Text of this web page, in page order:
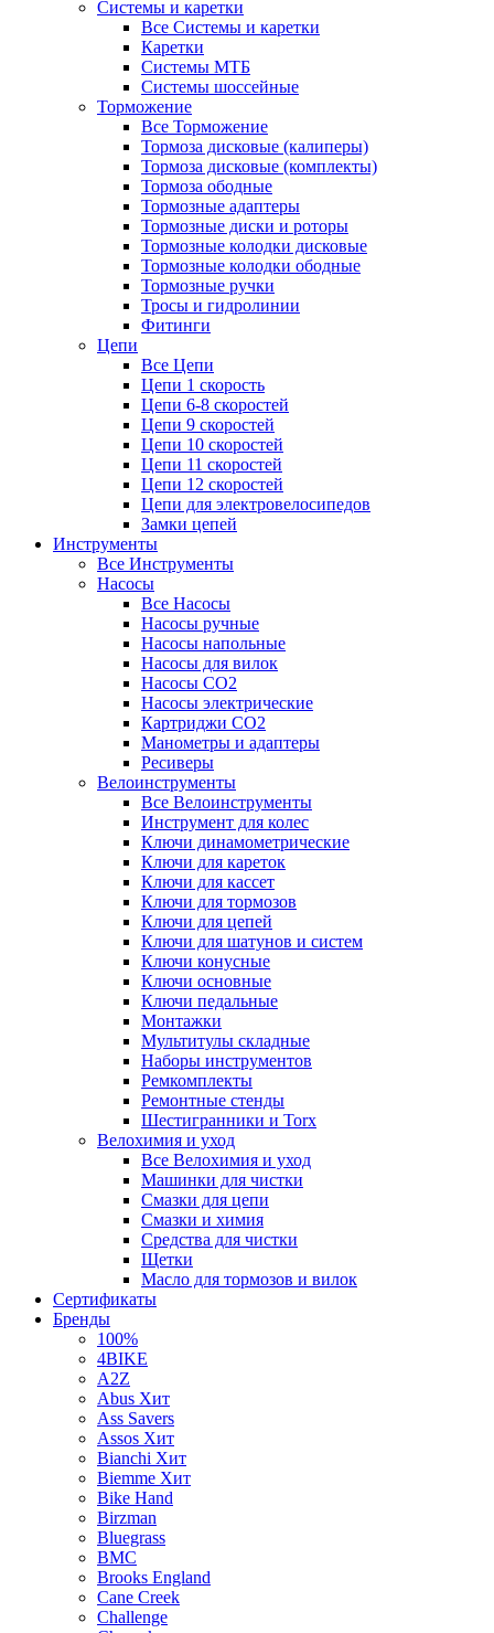
Системы и каретки
Все Системы и каретки
Каретки
Системы МТБ
Системы шоссейные
Торможение
Все Торможение
Тормоза дисковые (калиперы)
Тормоза дисковые (комплекты)
Тормоза ободные
Тормозные адаптеры
Тормозные диски и роторы
Тормозные колодки дисковые
Тормозные колодки ободные
Тормозные ручки
Тросы и гидролинии
Фитинги
Цепи
Все Цепи
Цепи 1 скорость
Цепи 6-8 скоростей
Цепи 9 скоростей
Цепи 10 скоростей
Цепи 11 скоростей
Цепи 12 скоростей
Цепи для электровелосипедов
Замки цепей
Инструменты
Все Инструменты
Насосы
Все Насосы
Насосы ручные
Насосы напольные
Насосы для вилок
Насосы CO2
Насосы электрические
Картриджи CO2
Манометры и адаптеры
Ресиверы
Велоинструменты
Все Велоинструменты
Инструмент для колес
Ключи динамометрические
Ключи для кареток
Ключи для кассет
Ключи для тормозов
Ключи для цепей
Ключи для шатунов и систем
Ключи конусные
Ключи основные
Ключи педальные
Монтажки
Мультитулы складные
Наборы инструментов
Ремкомплекты
Ремонтные стенды
Шестигранники и Torx
Велохимия и уход
Все Велохимия и уход
Машинки для чистки
Смазки для цепи
Смазки и химия
Средства для чистки
Щетки
Масло для тормозов и вилок
Сертификаты
Бренды
100%
4BIKE
A2Z
Abus Хит
Ass Savers
Assos Хит
Bianchi Хит
Biemme Хит
Bike Hand
Birzman
Bluegrass
BMC
Brooks England
Cane Creek
Challenge